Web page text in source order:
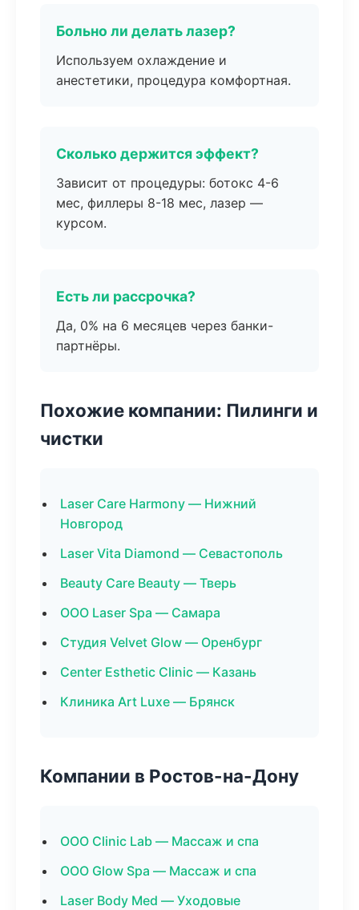
Больно ли делать лазер?
Используем охлаждение и
анестетики, процедура комфортная.
Сколько держится эффект?
Зависит от процедуры: ботокс 4-6
мес, филлеры 8-18 мес, лазер —
курсом.
Есть ли рассрочка?
Да, 0% на 6 месяцев через банки-
партнёры.
Похожие компании: Пилинги и
чистки
Laser Care Harmony — Нижний
Новгород
Laser Vita Diamond — Севастополь
Beauty Care Beauty — Тверь
ООО Laser Spa — Самара
Студия Velvet Glow — Оренбург
Center Esthetic Clinic — Казань
Клиника Art Luxe — Брянск
Компании в Ростов-на-Дону
ООО Clinic Lab — Массаж и спа
ООО Glow Spa — Массаж и спа
Laser Body Med — Уходовые